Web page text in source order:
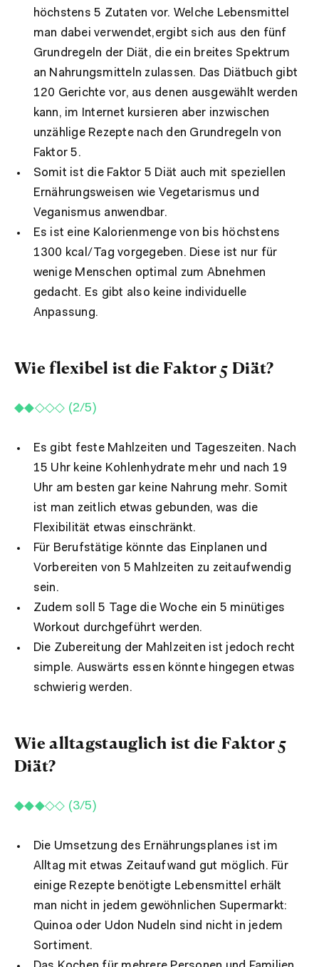
höchstens 5 Zutaten vor. Welche Lebensmittel
man dabei verwendet,ergibt sich aus den fünf
Grundregeln der Diät, die ein breites Spektrum
an Nahrungsmitteln zulassen. Das Diätbuch gibt
120 Gerichte vor, aus denen ausgewählt werden
kann, im Internet kursieren aber inzwischen
unzählige Rezepte nach den Grundregeln von
Faktor 5.
Somit ist die Faktor 5 Diät auch mit speziellen
Ernährungsweisen wie Vegetarismus und
Veganismus anwendbar.
Es ist eine Kalorienmenge von bis höchstens
1300 kcal/Tag vorgegeben. Diese ist nur für
wenige Menschen optimal zum Abnehmen
gedacht. Es gibt also keine individuelle
Anpassung.
Wie flexibel ist die Faktor 5 Diät?
◆◆◇◇◇ (2/5)
Es gibt feste Mahlzeiten und Tageszeiten. Nach
15 Uhr keine Kohlenhydrate mehr und nach 19
Uhr am besten gar keine Nahrung mehr. Somit
ist man zeitlich etwas gebunden, was die
Flexibilität etwas einschränkt.
Für Berufstätige könnte das Einplanen und
Vorbereiten von 5 Mahlzeiten zu zeitaufwendig
sein.
Zudem soll 5 Tage die Woche ein 5 minütiges
Workout durchgeführt werden.
Die Zubereitung der Mahlzeiten ist jedoch recht
simple. Auswärts essen könnte hingegen etwas
schwierig werden.
Wie alltagstauglich ist die Faktor 5
Diät?
◆◆◆◇◇ (3/5)
Die Umsetzung des Ernährungsplanes ist im
Alltag mit etwas Zeitaufwand gut möglich. Für
einige Rezepte benötigte Lebensmittel erhält
man nicht in jedem gewöhnlichen Supermarkt:
Quinoa oder Udon Nudeln sind nicht in jedem
Sortiment.